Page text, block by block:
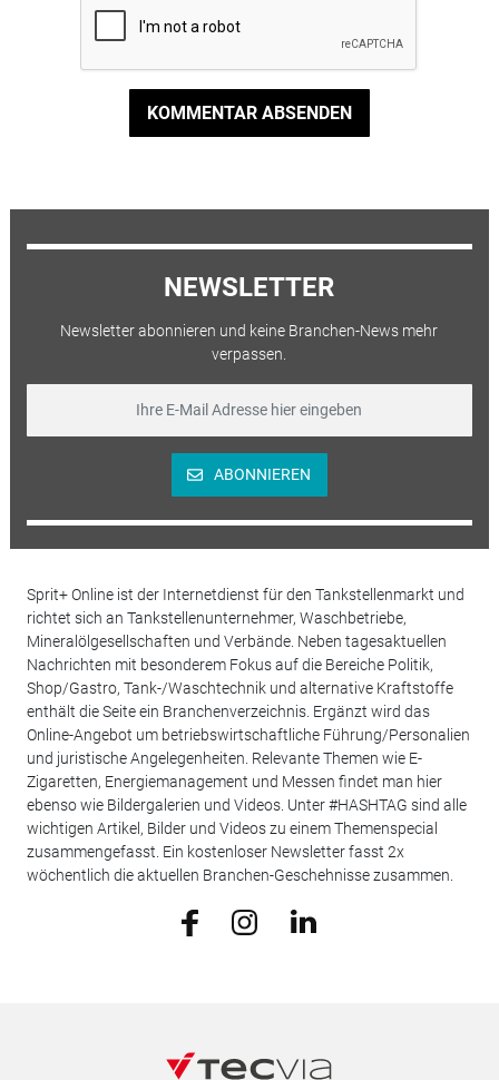
KOMMENTAR ABSENDEN
NEWSLETTER
Newsletter abonnieren und keine Branchen-News mehr
verpassen.
ABONNIEREN
Sprit+ Online ist der Internetdienst für den Tankstellenmarkt und
richtet sich an Tankstellenunternehmer, Waschbetriebe,
Mineralölgesellschaften und Verbände. Neben tagesaktuellen
Nachrichten mit besonderem Fokus auf die Bereiche Politik,
Shop/Gastro, Tank-/Waschtechnik und alternative Kraftstoffe
enthält die Seite ein Branchenverzeichnis. Ergänzt wird das
Online-Angebot um betriebswirtschaftliche Führung/Personalien
und juristische Angelegenheiten. Relevante Themen wie E-
Zigaretten, Energiemanagement und Messen findet man hier
ebenso wie Bildergalerien und Videos. Unter #HASHTAG sind alle
wichtigen Artikel, Bilder und Videos zu einem Themenspecial
zusammengefasst. Ein kostenloser Newsletter fasst 2x
wöchentlich die aktuellen Branchen-Geschehnisse zusammen.